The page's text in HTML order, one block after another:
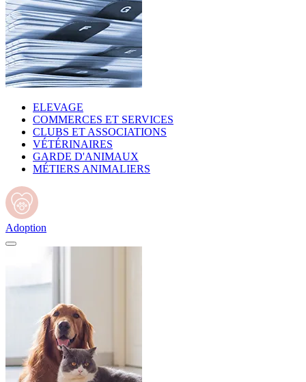
ELEVAGE
COMMERCES ET SERVICES
CLUBS ET ASSOCIATIONS
VÉTÉRINAIRES
GARDE D'ANIMAUX
MÉTIERS ANIMALIERS
Adoption